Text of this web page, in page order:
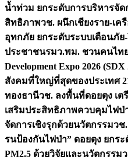
น้ำท่วม ยกระดับการบริหารจั
สิทธิภาพวช. ผนึกเชียงราย-เ
อุทกภัย ยกระดับระบบเตือนภั
ประชาชนรมว.พม. ชวนคนไท
Development Expo 2026
สังคมที่ใหญ่ที่สุดของประเทศ
ทองธานีวช. ลงพื้นที่ดอยตุง เต
เสริมประสิทธิภาพควบคุมไฟ
จัดการเชิงรุกด้วยนวัตกรรมวช
รนป้องกันไฟป่า” ดอยตุง ยกร
PM2.5 ด้วยวิจัยและนวัตกรรม